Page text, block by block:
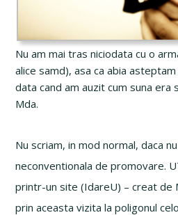
Nu am mai tras niciodata cu o
alice samd), asa ca abia
data cand am auzit cum suna era
Mda.
Nu scriam, in mod normal, daca
neconventionala de promovare.
printr-un site (IdareU) – creat de
prin aceasta vizita la poligonul